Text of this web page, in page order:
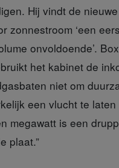
Hij vindt de
zonnestroom ‘een
onvoldoende’.
het kabinet de
niet om
een vlucht te laten
megawatt is een
plaat.”